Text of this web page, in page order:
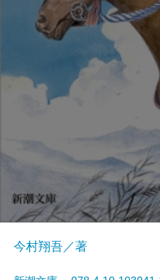
今村翔吾／著